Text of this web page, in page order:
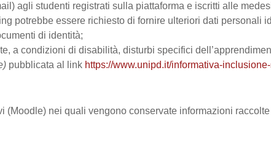
agli studenti registrati sulla piattaforma e iscritti alle
potrebbe essere richiesto di fornire ulteriori dati personali
di identità;
a condizioni di disabilità, disturbi specifici
pubblicata al link https://www.unipd.it/informativa-
nei quali vengono conservate informazioni